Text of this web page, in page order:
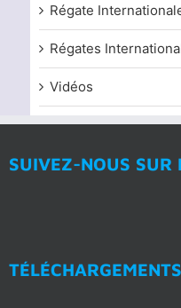
Régate
Régates
Vidéos
SUIVEZ-NOUS SUR
TÉLÉCHARGEMENTS